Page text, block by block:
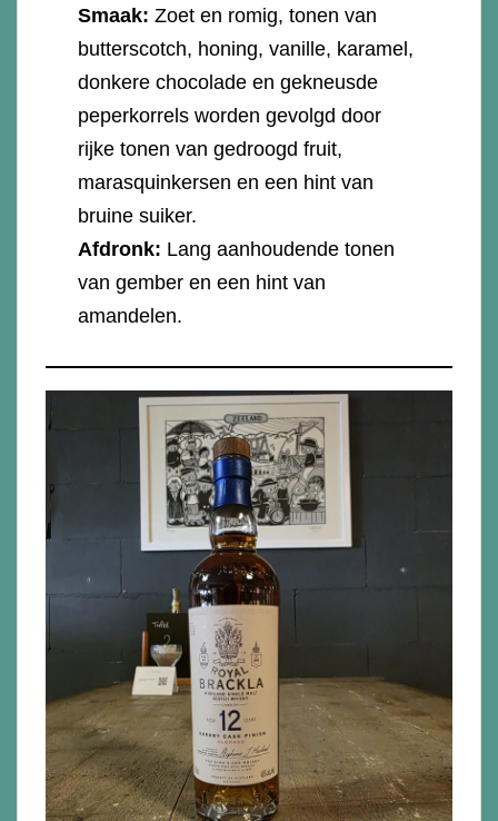
Smaak: Zoet en romig, tonen van
butterscotch, honing, vanille, karamel,
donkere chocolade en gekneusde
peperkorrels worden gevolgd door
rijke tonen van gedroogd fruit,
marasquinkersen en een hint van
bruine suiker.
Afdronk: Lang aanhoudende tonen
van gember en een hint van
amandelen.